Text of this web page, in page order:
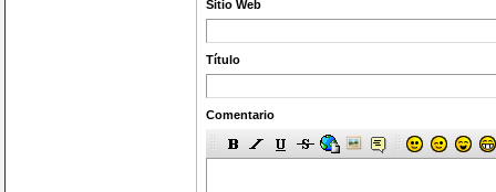
Sitio Web
Título
Comentario